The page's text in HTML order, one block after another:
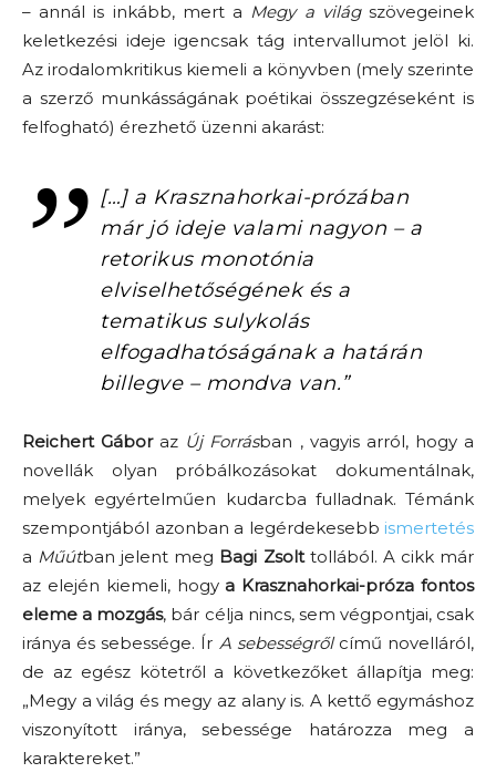
– annál is inkább, mert a Megy a világszövegeinek
keletkezési ideje igencsak tág intervallumot jelöl ki.
Az irodalomkritikus kiemeli a könyvben (mely szerinte
a szerző munkásságának poétikai összegzéseként is
felfogható) érezhető üzenni akarást:
[…] a Krasznahorkai-prózában
már jó ideje valami nagyon – a
retorikus monotónia
elviselhetőségének és a
tematikus sulykolás
elfogadhatóságának a határán
billegve – mondva van.”
Reichert Gáboraz Új Forrásban , vagyis arról, hogy a
novellák olyan próbálkozásokat dokumentálnak,
melyek egyértelműen kudarcba fulladnak. Témánk
szempontjából azonban a legérdekesebb ismertetés
a Műútban jelent meg Bagi Zsolttollából. A cikk már
az elején kiemeli, hogy a Krasznahorkai-próza fontos
eleme a mozgás, bár célja nincs, sem végpontjai, csak
iránya és sebessége. Ír A sebességrőlcímű novelláról,
de az egész kötetről a következőket állapítja meg:
„Megy a világ és megy az alany is. A kettő egymáshoz
viszonyított iránya, sebessége határozza meg a
karaktereket.”